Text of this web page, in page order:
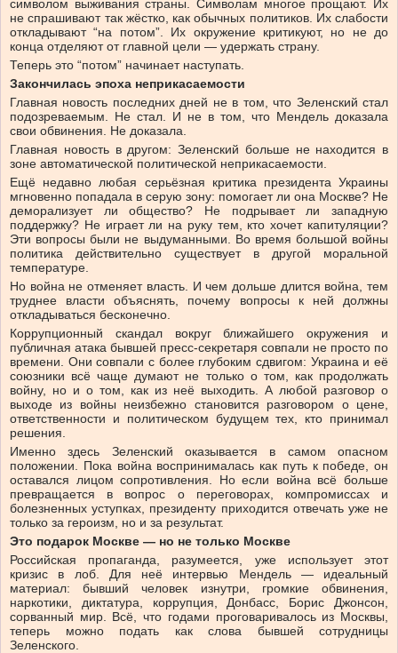
символом выживания страны. Символам многое прощают. Их
не спрашивают так жёстко, как обычных политиков. Их слабости
откладывают “на потом”. Их окружение критикуют, но не до
конца отделяют от главной цели — удержать страну.
Теперь это “потом” начинает наступать.
Закончилась эпоха неприкасаемости
Главная новость последних дней не в том, что Зеленский стал
подозреваемым. Не стал. И не в том, что Мендель доказала
свои обвинения. Не доказала.
Главная новость в другом: Зеленский больше не находится в
зоне автоматической политической неприкасаемости.
Ещё недавно любая серьёзная критика президента Украины
мгновенно попадала в серую зону: помогает ли она Москве? Не
деморализует ли общество? Не подрывает ли западную
поддержку? Не играет ли на руку тем, кто хочет капитуляции?
Эти вопросы были не выдуманными. Во время большой войны
политика действительно существует в другой моральной
температуре.
Но война не отменяет власть. И чем дольше длится война, тем
труднее власти объяснять, почему вопросы к ней должны
откладываться бесконечно.
Коррупционный скандал вокруг ближайшего окружения и
публичная атака бывшей пресс-секретаря совпали не просто по
времени. Они совпали с более глубоким сдвигом: Украина и её
союзники всё чаще думают не только о том, как продолжать
войну, но и о том, как из неё выходить. А любой разговор о
выходе из войны неизбежно становится разговором о цене,
ответственности и политическом будущем тех, кто принимал
решения.
Именно здесь Зеленский оказывается в самом опасном
положении. Пока война воспринималась как путь к победе, он
оставался лицом сопротивления. Но если война всё больше
превращается в вопрос о переговорах, компромиссах и
болезненных уступках, президенту приходится отвечать уже не
только за героизм, но и за результат.
Это подарок Москве — но не только Москве
Российская пропаганда, разумеется, уже использует этот
кризис в лоб. Для неё интервью Мендель — идеальный
материал: бывший человек изнутри, громкие обвинения,
наркотики, диктатура, коррупция, Донбасс, Борис Джонсон,
сорванный мир. Всё, что годами проговаривалось из Москвы,
теперь можно подать как слова бывшей сотрудницы
Зеленского.